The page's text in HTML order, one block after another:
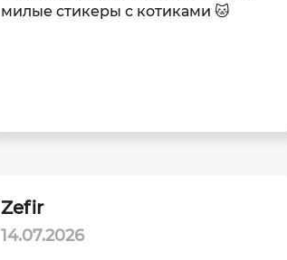
милые стикеры с котиками 🐱
Zefir
14.07.2026